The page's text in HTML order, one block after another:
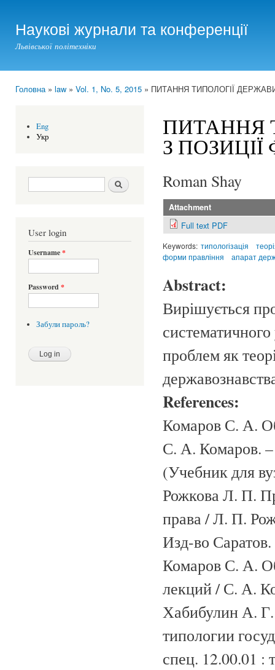
Наукові журнали та конференції
Львівської політехніки
Головна» law » Vol. 1, No. 5, 2015 » ПИТАННЯ ТИПОЛОГІЇ
Eng
Укр
Search form Шукати
User login
Username*
Password *
Забули пароль?
ПИТАННЯ
З
Roman Shay
Attachment
Full text PDF
Keywords: типологізація
форми правління
апарат
Abstract:
Вирішується
проблем як
References:
Комаров С. А.
С. А. Комаров.
(Учебник для
Рожкова Л. П.
права / Л. П.
Изд-во
Комаров С. А.
лекций / С. А.
Хабибулин А. Г.
типологии
спец. 12.00.01 :